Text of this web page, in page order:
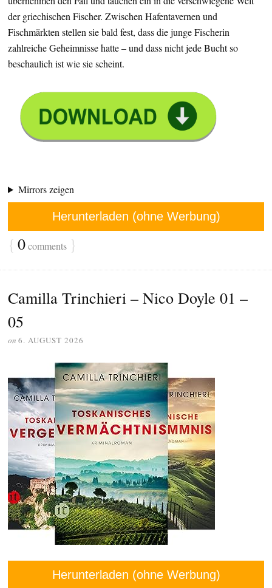
der griechischen Fischer. Zwischen Hafentavernen und
Fischmärkten stellen sie bald fest, dass die junge Fischerin
zahlreiche Geheimnisse hatte – und dass nicht jede Bucht so
beschaulich ist wie sie scheint.
Mirrors zeigen
Herunterladen (ohne Werbung)
{ 0comments }
Camilla Trinchieri – Nico Doyle 01 –
05
on 6. AUGUST 2026
Herunterladen (ohne Werbung)